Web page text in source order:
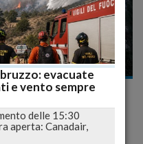
Italia, Roma
Nel Fiorentino
evacuate
e vento sempre
delle 15:30
aperta: Canadair,